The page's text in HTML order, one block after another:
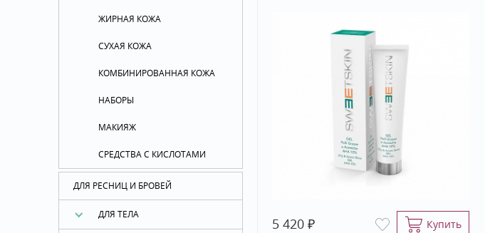
ЖИРНАЯ КОЖА
СУХАЯ КОЖА
КОМБИНИРОВАННАЯ КОЖА
НАБОРЫ
МАКИЯЖ
СРЕДСТВА С КИСЛОТАМИ
ДЛЯ РЕСНИЦ И БРОВЕЙ
ДЛЯ ТЕЛА
5 420 ₽
Купить